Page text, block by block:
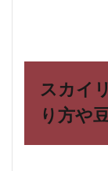
スカイ
り方や